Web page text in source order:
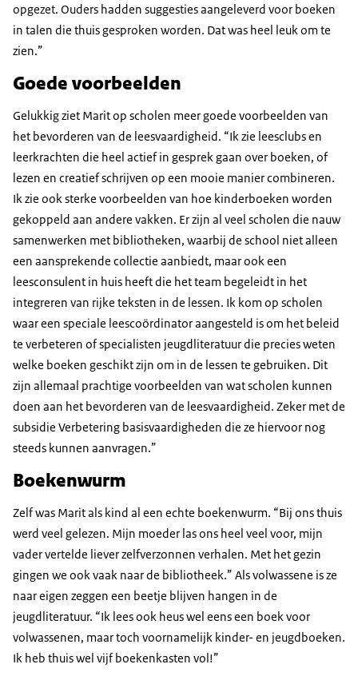
opgezet. Ouders hadden suggesties aangeleverd voor boeken
in talen die thuis gesproken worden. Dat was heel leuk om te
zien.”
Goede voorbeelden
Gelukkig ziet Marit op scholen meer goede voorbeelden van
het bevorderen van de leesvaardigheid. “Ik zie leesclubs en
leerkrachten die heel actief in gesprek gaan over boeken, of
lezen en creatief schrijven op een mooie manier combineren.
Ik zie ook sterke voorbeelden van hoe kinderboeken worden
gekoppeld aan andere vakken. Er zijn al veel scholen die nauw
samenwerken met bibliotheken, waarbij de school niet alleen
een aansprekende collectie aanbiedt, maar ook een
leesconsulent in huis heeft die het team begeleidt in het
integreren van rijke teksten in de lessen. Ik kom op scholen
waar een speciale leescoördinator aangesteld is om het beleid
te verbeteren of specialisten jeugdliteratuur die precies weten
welke boeken geschikt zijn om in de lessen te gebruiken. Dit
zijn allemaal prachtige voorbeelden van wat scholen kunnen
doen aan het bevorderen van de leesvaardigheid. Zeker met de
subsidie Verbetering basisvaardigheden die ze hiervoor nog
steeds kunnen aanvragen.”
Boekenwurm
Zelf was Marit als kind al een echte boekenwurm. “Bij ons thuis
werd veel gelezen. Mijn moeder las ons heel veel voor, mijn
vader vertelde liever zelfverzonnen verhalen. Met het gezin
gingen we ook vaak naar de bibliotheek.” Als volwassene is ze
naar eigen zeggen een beetje blijven hangen in de
jeugdliteratuur. “Ik lees ook heus wel eens een boek voor
volwassenen, maar toch voornamelijk kinder- en jeugdboeken.
Ik heb thuis wel vijf boekenkasten vol!”